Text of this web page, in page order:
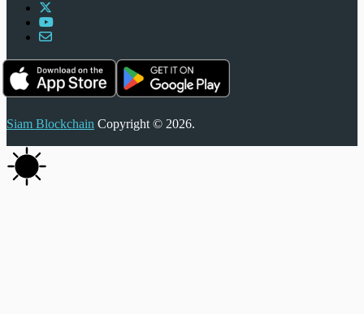
Siam Blockchain Copyright © 2026.